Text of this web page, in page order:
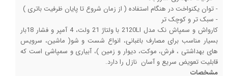
- توان یکنواخت در هنگام استفاده ( از زمان شروع تا پایان ظرفیت باتری )
- سبک تر و کوچک تر
کارواش و سمپاش نک مدل 2120LI با ولتاژ 21 ولت، 4 آمپر و فشار 18بار
بسیار مناسب برای مصارف باغبانی، انواع شست و شو( ماشین، سرویس
های بهداشتی ، فرش، موکت، دیوار و زمین )، آبیاری و سمپاشی است که
قابلیت تعویض سریع و آسان نازل را دارد.
مشخصات